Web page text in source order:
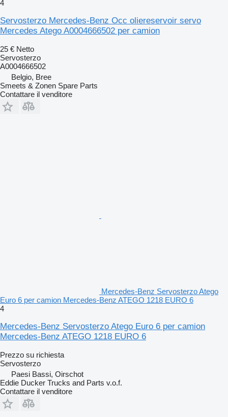
4
Servosterzo Mercedes-Benz Occ oliereservoir servo
Mercedes Atego A0004666502 per camion
25 € Netto
Servosterzo
A0004666502
Belgio, Bree
Smeets & Zonen Spare Parts
Contattare il venditore
Mercedes-Benz Servosterzo Atego
Euro 6 per camion Mercedes-Benz ATEGO 1218 EURO 6
4
Mercedes-Benz Servosterzo Atego Euro 6 per camion
Mercedes-Benz ATEGO 1218 EURO 6
Prezzo su richiesta
Servosterzo
Paesi Bassi, Oirschot
Eddie Ducker Trucks and Parts v.o.f.
Contattare il venditore